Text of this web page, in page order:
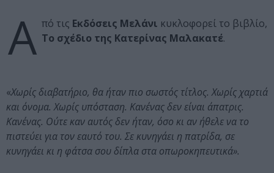
Α πό τις Εκδόσεις Μελάνι κυκλοφορεί το βιβλίο,
Το σχέδιο της Κατερίνας Μαλακατέ.
«Χωρίς διαβατήριο, θα ήταν πιο σωστός τίτλος. Χωρίς χαρτιά
και όνομα. Χωρίς υπόσταση. Κανένας δεν είναι άπατρις.
Κανένας. Ούτε καν αυτός δεν ήταν, όσο κι αν ήθελε να το
πιστεύει για τον εαυτό του. Σε κυνηγάει η πατρίδα, σε
κυνηγάει κι η φάτσα σου δίπλα στα οπωροκηπευτικά».